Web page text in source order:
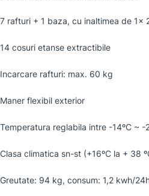
7 rafturi + 1 baza, cu inaltimea de 1x
14 cosuri etanse extractibile
Incarcare rafturi: max. 60 kg
Maner flexibil exterior
Temperatura reglabila intre -14ºC ~ -
Clasa climatica sn-st (+16ºC la + 38
Greutate: 94 kg, consum: 1,2 kwh/